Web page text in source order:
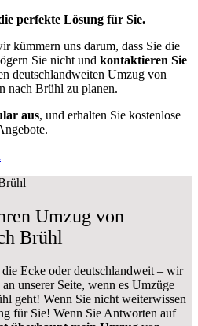
perfekte Lösung für Sie.
kümmern uns darum, dass Sie die
Sie nicht und kontaktieren Sie
deutschlandweiten Umzug von
nach Brühl zu planen.
aus, und erhalten Sie kostenlose
Umzug von
Brühl
Ecke oder deutschlandweit – wir
an unserer Seite, wenn es Umzüge
geht! Wenn Sie nicht weiterwissen
für Sie! Wenn Sie Antworten auf